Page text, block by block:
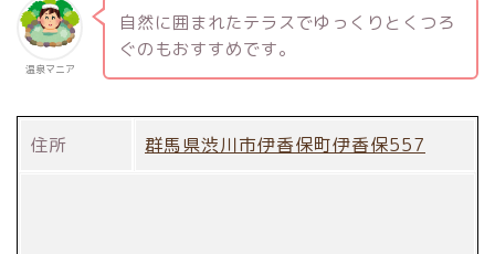
温泉マニア
自然に囲まれたテラスでゆっくりとくつろ
ぐのもおすすめです。
住所 群馬県渋川市伊香保町伊香保557